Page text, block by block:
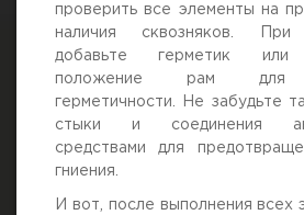
проверить все элементы на
наличия сквозняков. При
добавьте герметик или
положение рам для
герметичности. Не забудьте
стыки и соединения
средствами для
гниения.
И вот, после выполнения всех